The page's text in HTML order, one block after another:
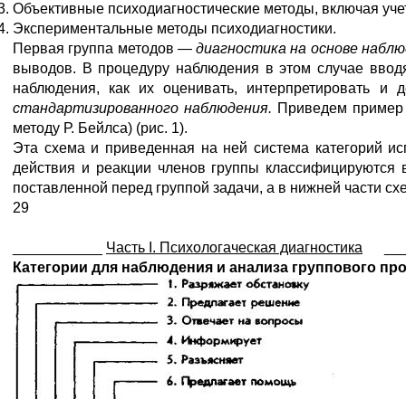
Объективные психодиагностические методы, включая
Экспериментальные методы психодиагностики.
Первая группа методов —диагностика на основе
выводов. В процедуру наблюдения в этом случае
наблюдения, как их оценивать, интерпретировать
стандартизированного наблюдения. Приведем пример
методу Р. Бейлса) (рис. 1).
Эта схема и приведенная на ней система категорий
действия и реакции членов группы
поставленной перед группой задачи, а в нижней части
29
Часть I. Психологаческая диагностика
Категории для наблюдения и анализа группового